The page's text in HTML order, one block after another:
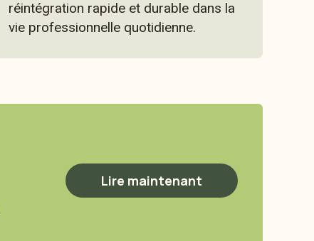
réintégration rapide et durable dans la
vie professionnelle quotidienne.
Lire maintenant